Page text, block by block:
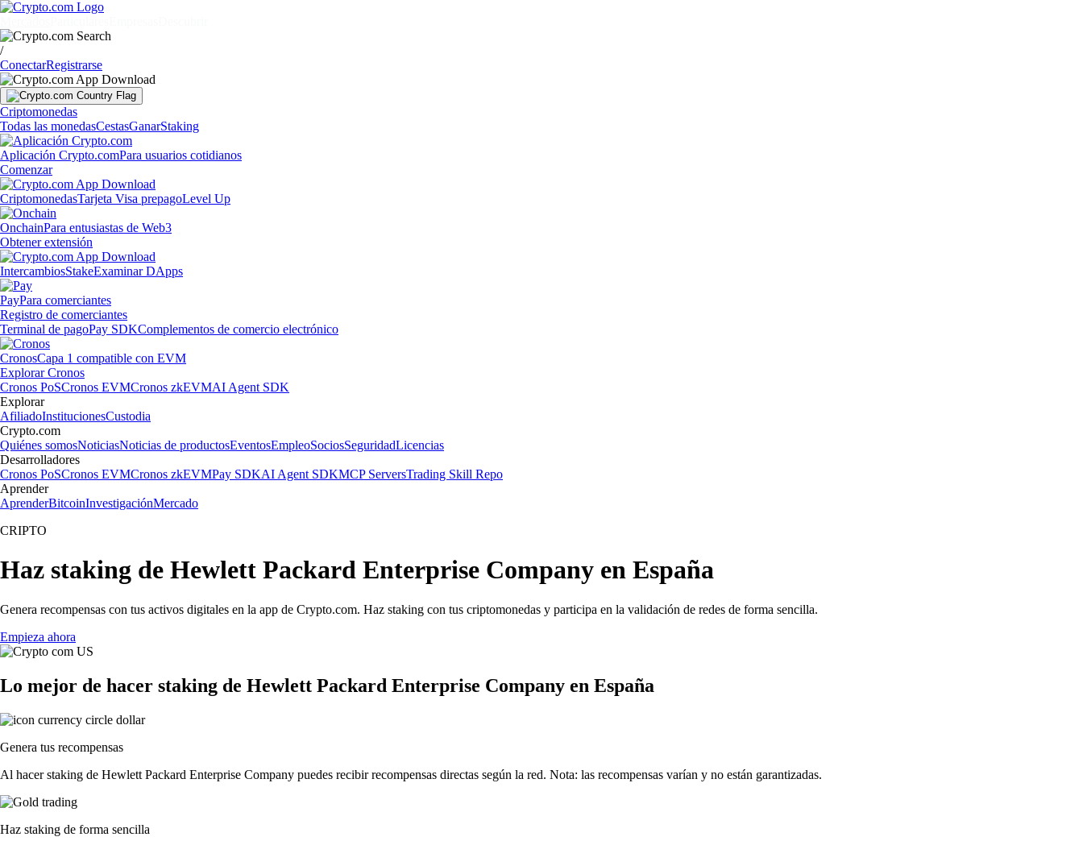
/
ConectarRegistrarse
Criptomonedas
Todas las monedasCestasGanarStaking
Aplicación Crypto.comPara usuarios cotidianos
Comenzar
CriptomonedasTarjeta Visa prepagoLevel Up
OnchainPara entusiastas de Web3
Obtener extensión
IntercambiosStakeExaminar DApps
PayPara comerciantes
Registro de comerciantes
Terminal de pagoPay SDKComplementos de comercio electrónico
CronosCapa 1 compatible con EVM
Explorar Cronos
Cronos PoSCronos EVMCronos zkEVMAI Agent SDK
Explorar
AfiliadoInstitucionesCustodia
Crypto.com
Quiénes somosNoticiasNoticias de productosEventosEmpleoSociosSeguridadLicencias
Desarrolladores
Cronos PoSCronos EVMCronos zkEVMPay SDKAI Agent SDKMCP ServersTrading Skill Repo
Aprender
AprenderBitcoinInvestigaciónMercado
CRIPTO
Haz staking de Hewlett Packard Enterprise Company en España
Genera recompensas con tus activos digitales en la app de Crypto.com. Haz staking con tus criptomonedas y participa en la validación de redes de forma sencilla.
Empieza ahora
Lo mejor de hacer staking de Hewlett Packard Enterprise Company en España
Genera tus recompensas
Al hacer staking de Hewlett Packard Enterprise Company puedes recibir recompensas directas según la red. Nota: las recompensas varían y no están garantizadas.
Haz staking de forma sencilla